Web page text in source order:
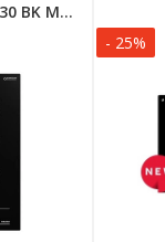
Bếp Từ Teka TOTAL ITC 64630 BK MST
- 25%